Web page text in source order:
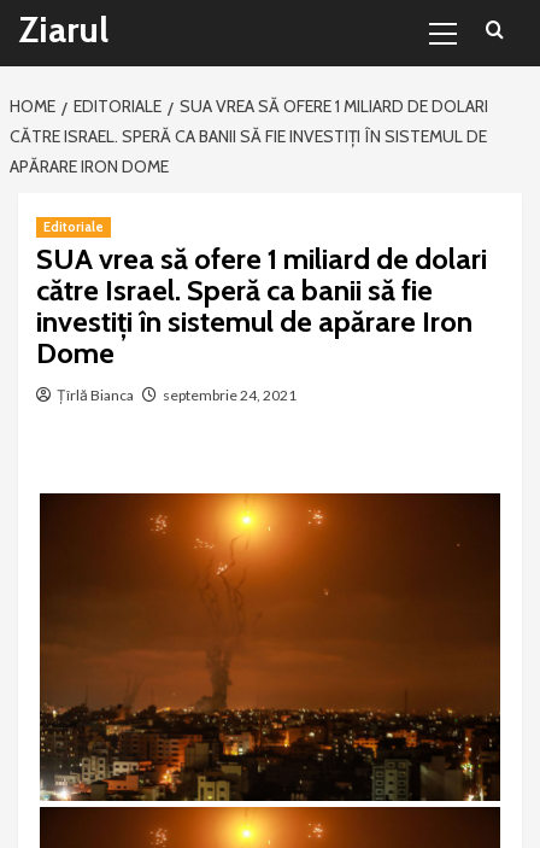
Sari
conținut
Ziarul
Menu
HOME EDITORIALE
SUA VREA SĂ OFERE 1 MILIARD DE DOLARI
CĂTRE ISRAEL. SPERĂ CA BANII SĂ FIE INVESTIȚI ÎN SISTEMUL DE
APĂRARE IRON DOME
Editoriale
SUA vrea să ofere 1 miliard de dolari
către Israel. Speră ca banii să fie
investiți în sistemul de apărare Iron
Dome
Țîrlă Bianca septembrie 24, 2021